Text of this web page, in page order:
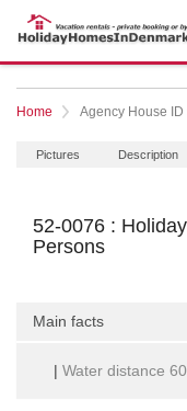
Home Agency House ID
Pictures Description
52-0076 :
Persons
Main facts
| Water distance